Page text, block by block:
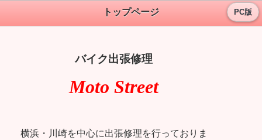
トップページ PC版
バイク出張修理
Moto Street
横浜・川崎を中心に出張修理を行っておりま